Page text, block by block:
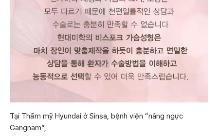
Tại Thẩm mỹ Hyundai ở Sinsa, bệnh viện “nâng ngực
Gangnam”,